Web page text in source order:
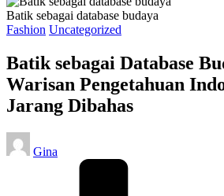
Batik sebagai database budaya
Posted
Fashion Uncategorized
Batik sebagai Database
Warisan Pengetahuan
Jarang Dibahas
Posted
by
Gina